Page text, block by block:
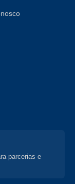
parcerias e